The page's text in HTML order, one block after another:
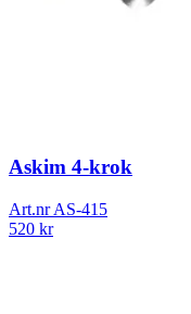
Askim 4-krok
Art.nrAS-415
520 kr